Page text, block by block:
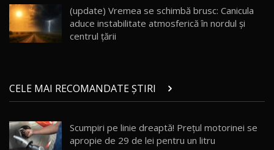
AutoBlog.MD
23:36
20
Noul ZEEKR 7X / Test Drive AutoBlog.MD
29:08
21
Micul BYD Dolphin Surf / Test Drive
AutoBlog.MD
16:59
22
Noua Mazda 6e / Test Drive AutoBlog.MD
26:59
(update) Vremea se schimbă brusc: Canicula
aduce instabilitate atmosferică în nordul și
centrul țării
CELE MAI RECOMANDATE ȘTIRI
Scumpiri pe linie dreaptă! Preţul motorinei se
apropie de 29 de lei pentru un litru